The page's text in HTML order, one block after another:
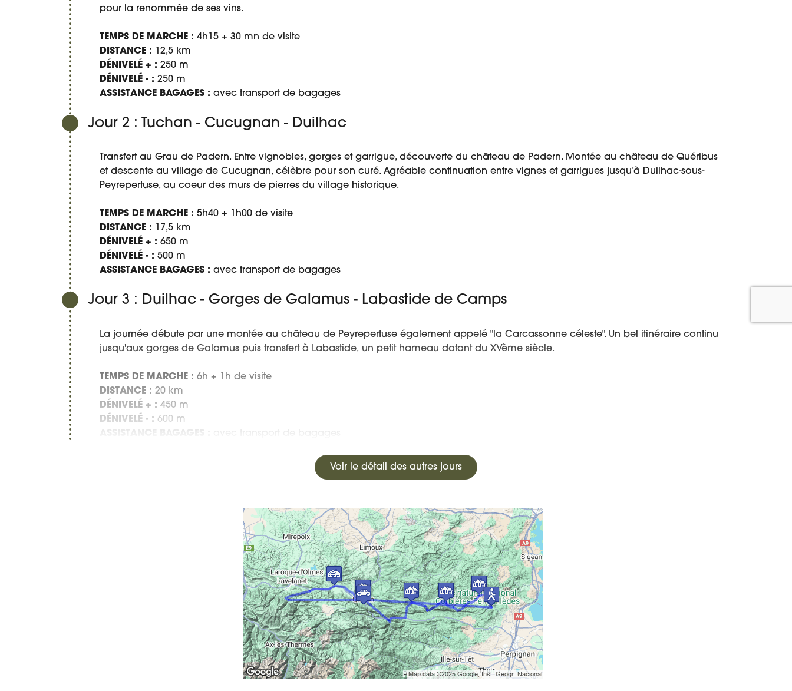
pour la renommée de ses vins.
TEMPS DE MARCHE : 4h15 + 30 mn de visite
DISTANCE : 12,5 km
DÉNIVELÉ + : 250 m
DÉNIVELÉ - : 250 m
ASSISTANCE BAGAGES : avec transport de bagages
Jour 2 : Tuchan - Cucugnan - Duilhac
Transfert au Grau de Padern. Entre vignobles, gorges et garrigue, découverte du château de Padern. Montée au château de Quéribus
et descente au village de Cucugnan, célèbre pour son curé. Agréable continuation entre vignes et garrigues jusqu’à Duilhac-sous-
Peyrepertuse, au coeur des murs de pierres du village historique.
TEMPS DE MARCHE : 5h40 + 1h00 de visite
DISTANCE : 17,5 km
DÉNIVELÉ + : 650 m
DÉNIVELÉ - : 500 m
ASSISTANCE BAGAGES : avec transport de bagages
Jour 3 : Duilhac - Gorges de Galamus - Labastide de Camps
La journée débute par une montée au château de Peyrepertuse également appelé "la Carcassonne céleste". Un bel itinéraire continu
jusqu'aux gorges de Galamus puis transfert à Labastide, un petit hameau datant du XVème siècle.
TEMPS DE MARCHE : 6h + 1h de visite
DISTANCE : 20 km
DÉNIVELÉ + : 450 m
DÉNIVELÉ - : 600 m
Voir le détail des autres jours